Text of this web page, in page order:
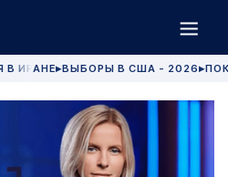
В ИРАНЕ▶ВЫБОРЫ В США - 2026 ▶